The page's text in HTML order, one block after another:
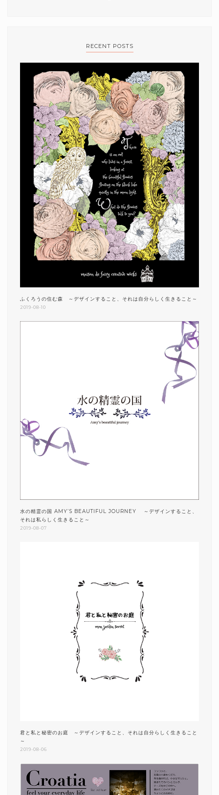
RECENT POSTS
ふくろうの住む森 ～デザインすること、それは自分らしく生きること～
2019-08-10
水の精霊の国 AMY’S BEAUTIFUL JOURNEY ～デザインすること、
それは私らしく生きること～
2019-08-07
君と私と秘密のお庭 ～デザインすること、それは自分らしく生きること
～
2019-08-06